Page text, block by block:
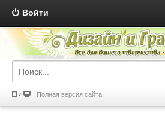
Войти
Полная версия сайта